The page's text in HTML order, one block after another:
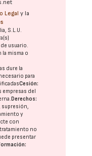
Legal y la
S.L.U.
usuario.
misma o
dure la
para
Cesión:
empresas del
Derechos:
y
con
no
presentar